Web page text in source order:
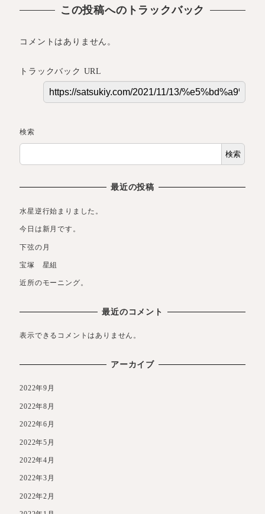
この投稿へのトラックバック
コメントはありません。
トラックバック URL
検索
検索
最近の投稿
水星逆行始まりました。
今日は新月です。
下弦の月
宝塚 星組
近所のモーニング。
最近のコメント
表示できるコメントはありません。
アーカイブ
2022年9月
2022年8月
2022年6月
2022年5月
2022年4月
2022年3月
2022年2月